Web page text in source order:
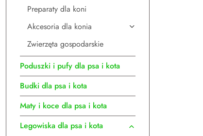
Preparaty dla koni
Akcesoria dla konia
Zwierzęta gospodarskie
Poduszki i pufy dla psa i kota
Budki dla psa i kota
Maty i koce dla psa i kota
Legowiska dla psa i kota